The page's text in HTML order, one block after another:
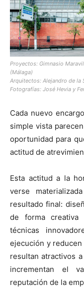
Proyectos: Gimnasio
(Málaga)
Arquitectos: Alejandro de la
Fotografías: José Hevia y
Cada nuevo
simple vista
oportunidad para
actitud de
Esta actitud a la
verse
resultado final:
de forma creativa
técnicas
ejecución y
resultan atractivos
incrementan el
reputación de la